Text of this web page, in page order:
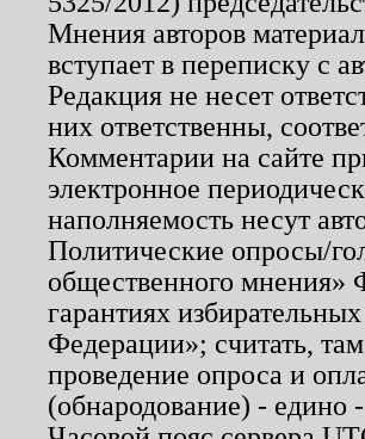
Мнения авторов
вступает в переписку с
Редакция не несет
них ответственны,
Комментарии на сайте
электронное
наполняемость несут
Политические опросы/
общественного мнения»
гарантиях
Федерации»; считать,
проведение опроса и
(обнародование) - едино